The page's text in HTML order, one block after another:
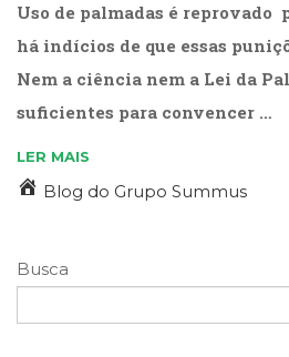
(226)
Crescimento
(222)
Criatividade
Culinária,
Alimentação
Negócios
(31)
Uso de palmadas é reprovado
há indícios de que essas
Nem a ciência nem a Lei da
suficientes para convencer …
LER MAIS
Blog do Grupo Summus
Busca